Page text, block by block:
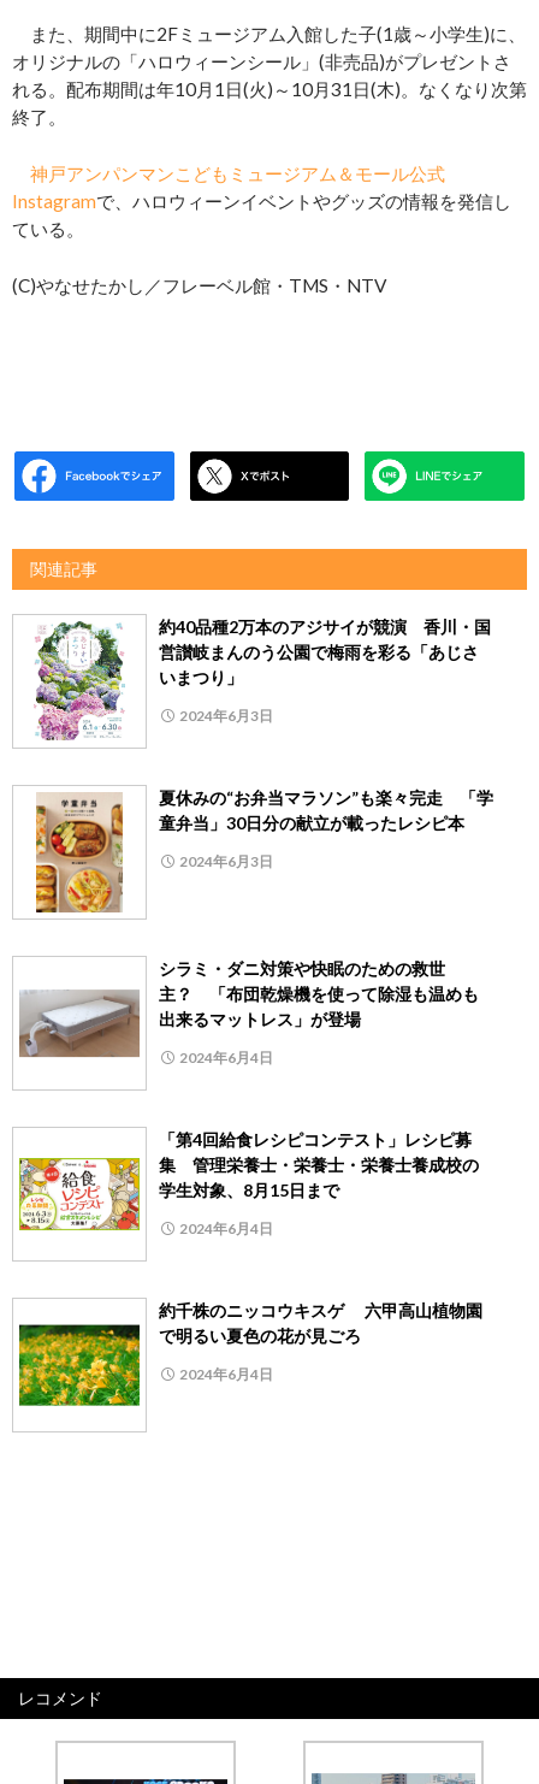
また、期間中に2Fミュージアム入館した子(1歳～小学生)に、
オリジナルの「ハロウィーンシール」(非売品)がプレゼントさ
れる。配布期間は年10月1日(火)～10月31日(木)。なくなり次第
終了。
神戸アンパンマンこどもミュージアム＆モール公式
Instagramで、ハロウィーンイベントやグッズの情報を発信し
ている。
(C)やなせたかし／フレーベル館・TMS・NTV
関連記事
約40品種2万本のアジサイが競演 香川・国
営讃岐まんのう公園で梅雨を彩る「あじさ
いまつり」
2024年6月3日
夏休みの“お弁当マラソン”も楽々完走 「学
童弁当」30日分の献立が載ったレシピ本
2024年6月3日
シラミ・ダニ対策や快眠のための救世
主？ 「布団乾燥機を使って除湿も温めも
出来るマットレス」が登場
2024年6月4日
「第4回給食レシピコンテスト」レシピ募
集 管理栄養士・栄養士・栄養士養成校の
学生対象、8月15日まで
2024年6月4日
約千株のニッコウキスゲ 六甲高山植物園
で明るい夏色の花が見ごろ
2024年6月4日
レコメンド